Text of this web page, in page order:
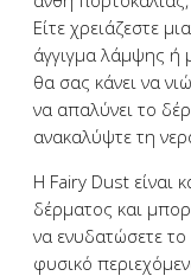
Είτε χρειάζεστε
άγγιγμα λάμψης ή
θα σας κάνει να
να απαλύνει το
ανακαλύψτε τη
Η Fairy Dust είναι
δέρματος και
να ενυδατώσετε
φυσικό